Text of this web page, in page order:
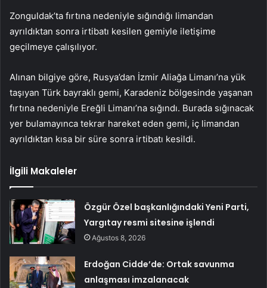
Zonguldak’ta fırtına nedeniyle sığındığı limandan
ayrıldıktan sonra irtibatı kesilen gemiyle iletişime
geçilmeye çalışılıyor.
Alınan bilgiye göre, Rusya’dan İzmir Aliağa Limanı’na yük
taşıyan Türk bayraklı gemi, Karadeniz bölgesinde yaşanan
fırtına nedeniyle Ereğli Limanı’na sığındı. Burada sığınacak
yer bulamayınca tekrar hareket eden gemi, iç limandan
ayrıldıktan kısa bir süre sonra irtibatı kesildi.
İlgili Makaleler
Özgür Özel başkanlığındaki Yeni Parti,
Yargıtay resmi sitesine işlendi
Ağustos 8, 2026
Erdoğan Cidde’de: Ortak savunma
anlaşması imzalanacak